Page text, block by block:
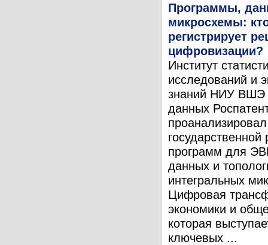
Программы,
микросхемы:
регистрирует
цифровизации?
Институт
исследований и
знаний НИУ ВШЭ
данных
государственной
программ для
данных и
интегральных
Цифровая
экономики и
которая
ключевых ...